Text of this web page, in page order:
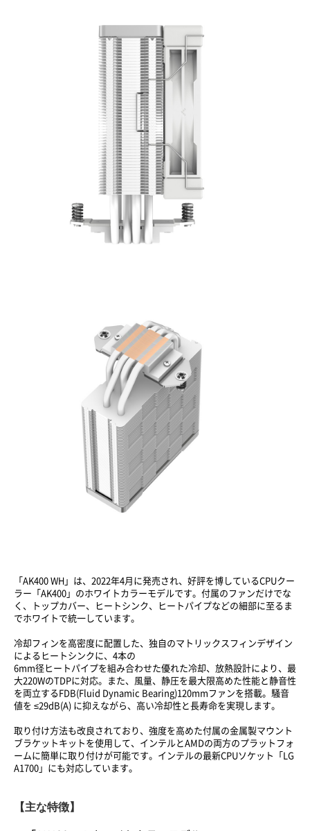
「AK400 WH」は、2022年4月に発売され、好評を博しているCPUクー
ラー「AK400」のホワイトカラーモデルです。付属のファンだけでな
く、トップカバー、ヒートシンク、ヒートパイプなどの細部に至るま
でホワイトで統一しています。
冷却フィンを高密度に配置した、独自のマトリックスフィンデザイン
によるヒートシンクに、4本の
6mm径ヒートパイプを組み合わせた優れた冷却、放熱設計により、最
大220WのTDPに対応。また、風量、静圧を最大限高めた性能と静音性
を両立するFDB(Fluid Dynamic Bearing)120mmファンを搭載。騒音
値を ≤29dB(A) に抑えながら、高い冷却性と長寿命を実現します。
取り付け方法も改良されており、強度を高めた付属の金属製マウント
ブラケットキットを使用して、インテルとAMDの両方のプラットフォ
ームに簡単に取り付けが可能です。インテルの最新CPUソケット「LG
A1700」にも対応しています。
【主な特徴】